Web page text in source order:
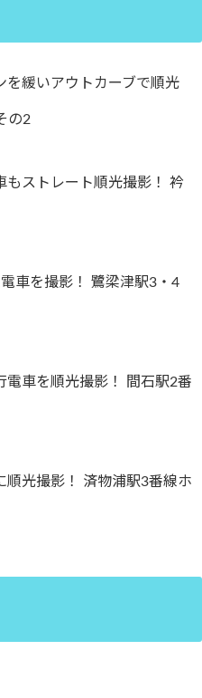
を緩いアウトカーブで順光
の2
もストレート順光撮影！ 衿
車を撮影！ 鷺梁津駅3・4
電車を順光撮影！ 間石駅2番
順光撮影！ 済物浦駅3番線ホ